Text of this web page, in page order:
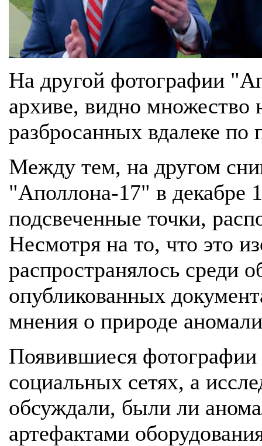
На другой фотографии
архиве, видно множество
разбросанных вдалеке
Между тем, на другом
"Аполлона-17" в декабре
подсвеченные точки,
Несмотря на то, что это
распространялось среди
опубликованных
мнения о природе
Появившиеся
социальных сетях, а
обсуждали, были ли
артефактами